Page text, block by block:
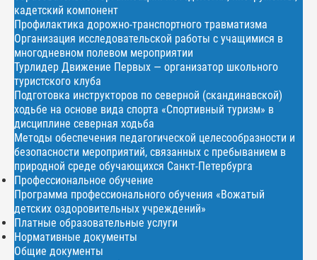
кадетский компонент
Профилактика дорожно-транспортного травматизма
Организация исследовательской работы с учащимися в
многодневном полевом мероприятии
Турлидер Движение Первых — организатор школьного
туристского клуба
Подготовка инструкторов по северной (скандинавской)
ходьбе на основе вида спорта «Спортивный туризм» в
дисциплине северная ходьба
Методы обеспечения педагогической целесообразности и
безопасности мероприятий, связанных с пребыванием в
природной среде обучающихся Санкт-Петербурга
Профессиональное обучение
Программа профессионального обучения «Вожатый
детских оздоровительных учреждений»
Платные образовательные услуги
Нормативные документы
Общие документы